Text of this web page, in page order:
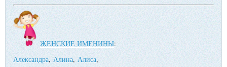
ЖЕНСКИЕ ИМЕНИНЫ:
Александра,Алина,Алиса,